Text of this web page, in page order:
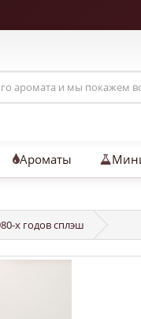
Ароматы
х годов сплэш